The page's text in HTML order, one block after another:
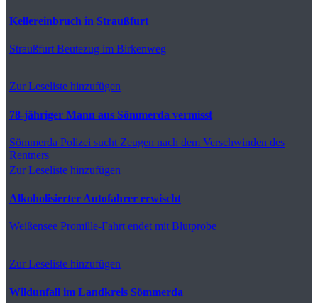
Kellereinbruch in Straußfurt
Straußfurt Beutezug im Birkenweg
Zur Leseliste hinzufügen
78-jähriger Mann aus Sömmerda vermisst
Sömmerda Polizei sucht Zeugen nach dem Verschwinden des
Rentners
Zur Leseliste hinzufügen
Alkoholisierter Autofahrer erwischt
Weißensee Promille-Fahrt endet mit Blutprobe
Zur Leseliste hinzufügen
Wildunfall im Landkreis Sömmerda